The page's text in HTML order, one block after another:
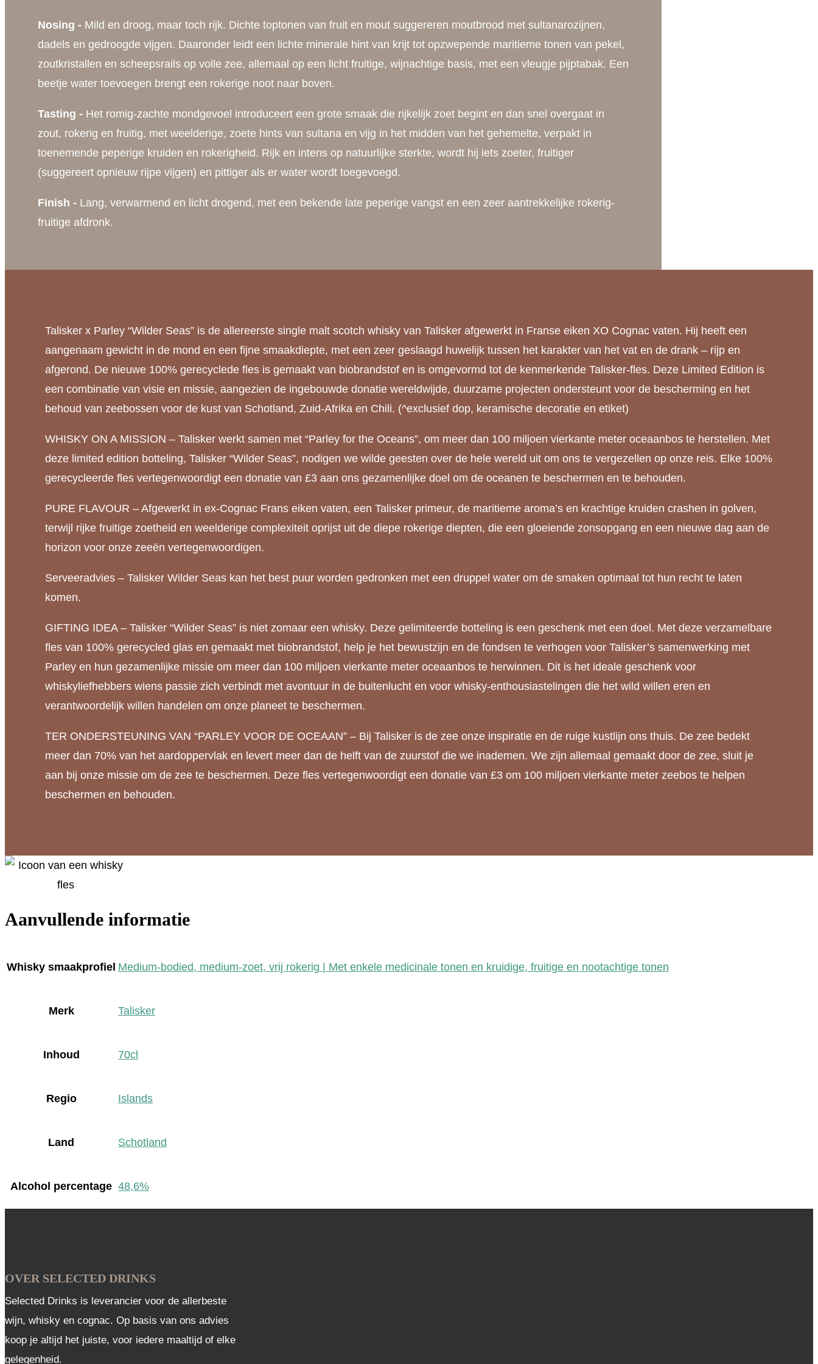
Nosing -Mild en droog, maar toch rijk. Dichte toptonen van fruit en mout suggereren moutbrood met sultanarozijnen,
dadels en gedroogde vijgen. Daaronder leidt een lichte minerale hint van krijt tot opzwepende maritieme tonen van pekel,
zoutkristallen en scheepsrails op volle zee, allemaal op een licht fruitige, wijnachtige basis, met een vleugje pijptabak. Een
beetje water toevoegen brengt een rokerige noot naar boven.
Tasting - Het romig-zachte mondgevoel introduceert een grote smaak die rijkelijk zoet begint en dan snel overgaat in
zout, rokerig en fruitig, met weelderige, zoete hints van sultana en vijg in het midden van het gehemelte, verpakt in
toenemende peperige kruiden en rokerigheid. Rijk en intens op natuurlijke sterkte, wordt hij iets zoeter, fruitiger
(suggereert opnieuw rijpe vijgen) en pittiger als er water wordt toegevoegd.
Finish - Lang, verwarmend en licht drogend, met een bekende late peperige vangst en een zeer aantrekkelijke rokerig-
fruitige afdronk.
Talisker x Parley “Wilder Seas” is de allereerste single malt scotch whisky van Talisker afgewerkt in Franse eiken XO Cognac vaten. Hij heeft een
aangenaam gewicht in de mond en een fijne smaakdiepte, met een zeer geslaagd huwelijk tussen het karakter van het vat en de drank – rijp en
afgerond. De nieuwe 100% gerecyclede fles is gemaakt van biobrandstof en is omgevormd tot de kenmerkende Talisker-fles. Deze Limited Edition is
een combinatie van visie en missie, aangezien de ingebouwde donatie wereldwijde, duurzame projecten ondersteunt voor de bescherming en het
behoud van zeebossen voor de kust van Schotland, Zuid-Afrika en Chili. (^exclusief dop, keramische decoratie en etiket)
WHISKY ON A MISSION – Talisker werkt samen met “Parley for the Oceans”, om meer dan 100 miljoen vierkante meter oceaanbos te herstellen. Met
deze limited edition botteling, Talisker “Wilder Seas”, nodigen we wilde geesten over de hele wereld uit om ons te vergezellen op onze reis. Elke 100%
gerecycleerde fles vertegenwoordigt een donatie van £3 aan ons gezamenlijke doel om de oceanen te beschermen en te behouden.
PURE FLAVOUR – Afgewerkt in ex-Cognac Frans eiken vaten, een Talisker primeur, de maritieme aroma’s en krachtige kruiden crashen in golven,
terwijl rijke fruitige zoetheid en weelderige complexiteit oprijst uit de diepe rokerige diepten, die een gloeiende zonsopgang en een nieuwe dag aan de
horizon voor onze zeeën vertegenwoordigen.
Serveeradvies – Talisker Wilder Seas kan het best puur worden gedronken met een druppel water om de smaken optimaal tot hun recht te laten
komen.
GIFTING IDEA – Talisker “Wilder Seas” is niet zomaar een whisky. Deze gelimiteerde botteling is een geschenk met een doel. Met deze verzamelbare
fles van 100% gerecycled glas en gemaakt met biobrandstof, help je het bewustzijn en de fondsen te verhogen voor Talisker’s samenwerking met
Parley en hun gezamenlijke missie om meer dan 100 miljoen vierkante meter oceaanbos te herwinnen. Dit is het ideale geschenk voor
whiskyliefhebbers wiens passie zich verbindt met avontuur in de buitenlucht en voor whisky-enthousiastelingen die het wild willen eren en
verantwoordelijk willen handelen om onze planeet te beschermen.
TER ONDERSTEUNING VAN “PARLEY VOOR DE OCEAAN” – Bij Talisker is de zee onze inspiratie en de ruige kustlijn ons thuis. De zee bedekt
meer dan 70% van het aardoppervlak en levert meer dan de helft van de zuurstof die we inademen. We zijn allemaal gemaakt door de zee, sluit je
aan bij onze missie om de zee te beschermen. Deze fles vertegenwoordigt een donatie van £3 om 100 miljoen vierkante meter zeebos te helpen
beschermen en behouden.
Aanvullende informatie
Whisky smaakprofiel Medium-bodied, medium-zoet, vrij rokerig | Met enkele medicinale tonen en kruidige, fruitige en nootachtige tonen
Merk Talisker
Inhoud 70cl
Regio Islands
Land Schotland
Alcohol percentage 48,6%
OVER SELECTED DRINKS
Selected Drinks is leverancier voor de allerbeste
wijn, whisky en cognac. Op basis van ons advies
koop je altijd het juiste, voor iedere maaltijd of elke
gelegenheid.